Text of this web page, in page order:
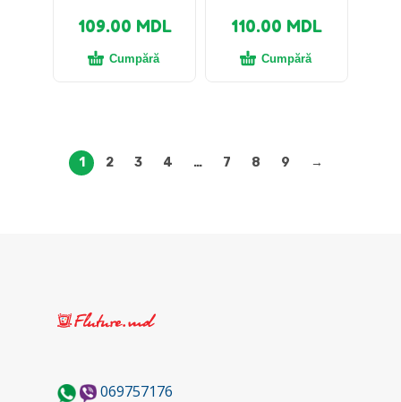
109.00 MDL
Cumpără
110.00 MDL
Cumpără
1 2 3 4 … 7 8 9 →
069757176